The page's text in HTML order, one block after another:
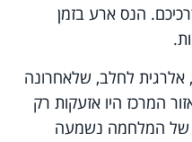
הנס ארע בזמן
אלרגית לחלב, שלאחרונה
המרכז היו אזעקות רק
של המלחמה נשמעה